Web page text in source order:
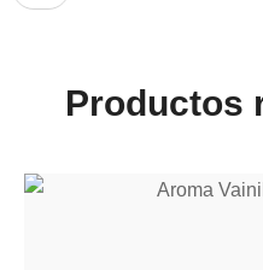
Productos